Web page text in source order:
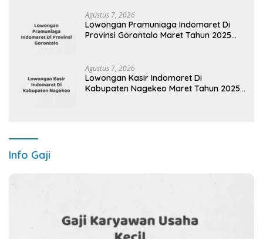
Agustus 7, 2026
Lowongan Pramuniaga Indomaret Di
Provinsi Gorontalo Maret Tahun 2025
Agustus 7, 2026
Lowongan Kasir Indomaret Di
Kabupaten Nagekeo Maret Tahun 2025
Info Gaji